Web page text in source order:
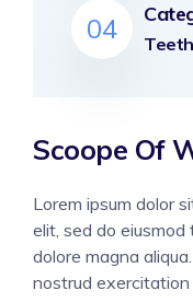
04
Scoope Of
Lorem ipsum dolor
elit, sed do
dolore magna
nostrud exercitation